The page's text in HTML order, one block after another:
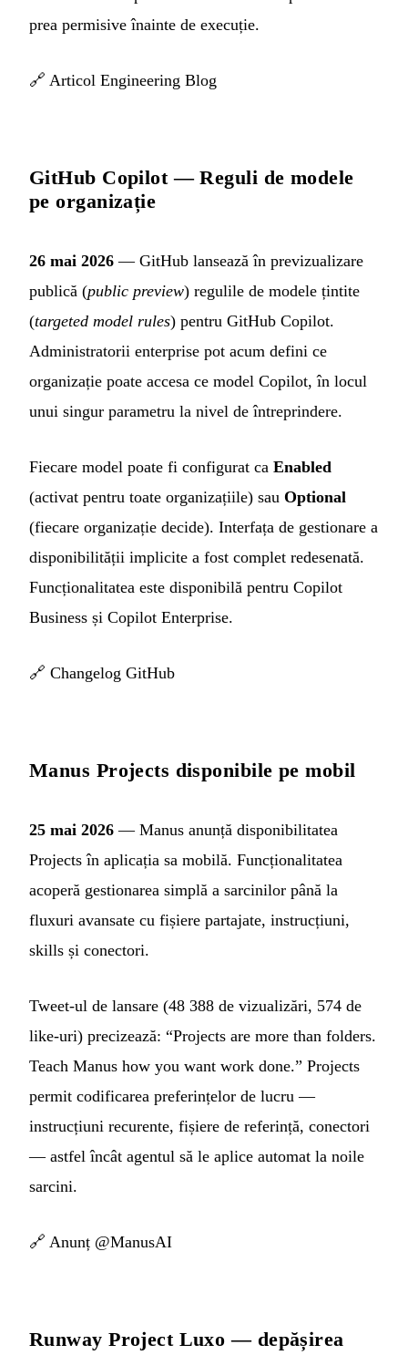
prea permisive înainte de execuție.
🔗 Articol Engineering Blog
GitHub Copilot — Reguli de modele
pe organizație
26 mai 2026 — GitHub lansează în previzualizare
publică (public preview) regulile de modele țintite
(targeted model rules) pentru GitHub Copilot.
Administratorii enterprise pot acum defini ce
organizație poate accesa ce model Copilot, în locul
unui singur parametru la nivel de întreprindere.
Fiecare model poate fi configurat ca Enabled
(activat pentru toate organizațiile) sau Optional
(fiecare organizație decide). Interfața de gestionare a
disponibilității implicite a fost complet redesenată.
Funcționalitatea este disponibilă pentru Copilot
Business și Copilot Enterprise.
🔗 Changelog GitHub
Manus Projects disponibile pe mobil
25 mai 2026 — Manus anunță disponibilitatea
Projects în aplicația sa mobilă. Funcționalitatea
acoperă gestionarea simplă a sarcinilor până la
fluxuri avansate cu fișiere partajate, instrucțiuni,
skills și conectori.
Tweet-ul de lansare (48 388 de vizualizări, 574 de
like-uri) precizează: “Projects are more than folders.
Teach Manus how you want work done.” Projects
permit codificarea preferințelor de lucru —
instrucțiuni recurente, fișiere de referință, conectori
— astfel încât agentul să le aplice automat la noile
sarcini.
🔗 Anunț @ManusAI
Runway Project Luxo — depășirea